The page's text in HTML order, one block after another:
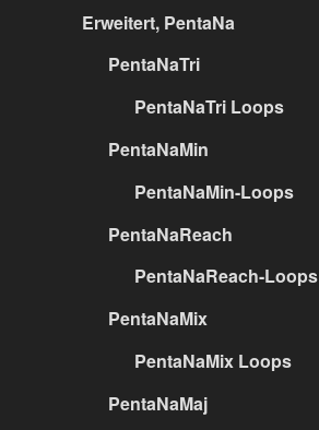
Erweitert, PentaNa
PentaNaTri
PentaNaTri Loops
PentaNaMin
PentaNaMin-Loops
PentaNaReach
PentaNaReach-Loops
PentaNaMix
PentaNaMix Loops
PentaNaMaj